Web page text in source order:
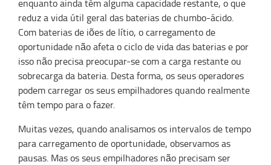
enquanto ainda têm alguma capacidade restante, o que
reduz a vida útil geral das baterias de chumbo-ácido.
Com baterias de iões de lítio, o carregamento de
oportunidade não afeta o ciclo de vida das baterias e por
isso não precisa preocupar-se com a carga restante ou
sobrecarga da bateria. Desta forma, os seus operadores
podem carregar os seus empilhadores quando realmente
têm tempo para o fazer.
Muitas vezes, quando analisamos os intervalos de tempo
para carregamento de oportunidade, observamos as
pausas. Mas os seus empilhadores não precisam ser